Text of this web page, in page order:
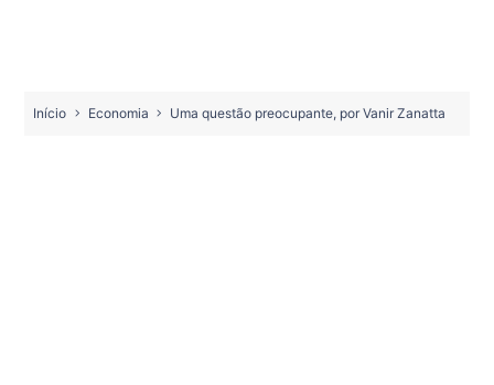
Início Economia Uma questão preocupante, por Vanir Zanatta